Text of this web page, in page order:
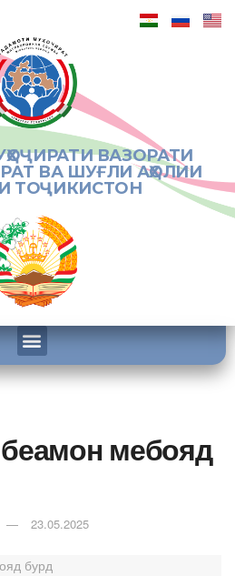
ВАЗОРАТИ
ВА ШУҒЛИ АҲОЛИИ
ТОҶИКИСТОН
мебояд
23.05.2025